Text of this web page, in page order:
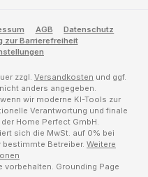
AGB
Datenschutz
zur Barrierefreiheit
zzgl. Versandkosten und ggf.
anders angegeben.
wir moderne KI-Tools zur
Verantwortung und finale
Home Perfect GmbH.
sich die MwSt. auf 0% bei
Betreiber. Weitere
vorbehalten. Grounding Page